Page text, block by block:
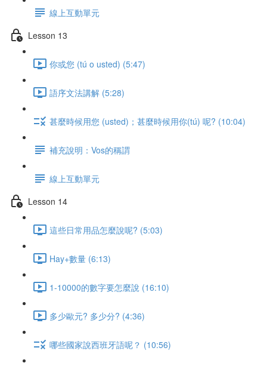
線上互動單元
Lesson 13
你或您 (tú o usted) (5:47)
語序文法講解 (5:28)
甚麼時候用您 (usted)；甚麼時候用你(tú) 呢? (10:04)
補充說明：Vos的稱謂
線上互動單元
Lesson 14
這些日常用品怎麼說呢? (5:03)
Hay+數量 (6:13)
1-10000的數字要怎麼說 (16:10)
多少歐元? 多少分? (4:36)
哪些國家說西班牙語呢？ (10:56)